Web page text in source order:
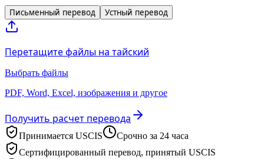
Письменный перевод Устный перевод
Перетащите файлы на тайский
Выбрать файлы
PDF, Word, Excel, изображения и другое
Получить расчет перевода
Принимается USCIS
Срочно за 24 часа
Сертифицированный перевод, принятый USCIS